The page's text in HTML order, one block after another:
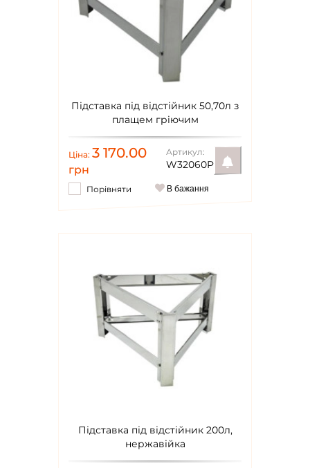
Підставка під відстійник 50,70л з
плащем гріючим
Ціна: 3 170.00
грн
Артикул:
W32060P
Порівняти В бажання
Підставка під відстійник 200л,
нержавійка